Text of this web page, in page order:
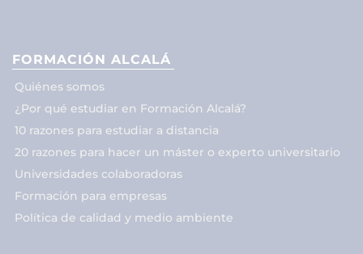
FORMACIÓN ALCALÁ
Quiénes somos
¿Por qué estudiar en Formación Alcalá?
10 razones para estudiar a distancia
20 razones para hacer un máster o experto universitario
Universidades colaboradoras
Formación para empresas
Política de calidad y medio ambiente